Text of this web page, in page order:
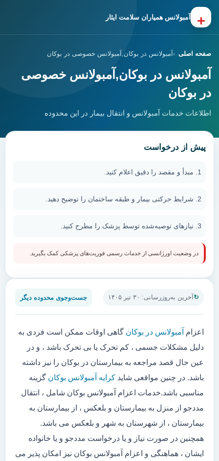
+ آمبولانس همیاران سلامت ایثار
صفحه اصلی آمبولانس در بوکان,آمبولانس خصوصی در بوکان
آمبولانس در بوکان,آمبولانس خصوصی
در بوکان
اطلاعات خدمات آمبولانس و انتقال بیمار در این محدوده
آخرین به‌روزرسانی: ۳۰ تیر ۱۴۰۵ جست‌وجوی محدوده دیگر
اعزام آمبولانس در بوکان گاهی اوقات ممکن است فردی به
دلیل مشکلات جسمی ، کم تحرک یا بی تحرک باشد ، و در
عین حال قصد مراجعه به بیمارستان در بوکان را نیز داشته
باشد. در چنین مواقعی شاید کرایه آمبولانس بوکان گزینه
مناسبی باشد.خدمات اعزام آمبولانس بوکان شامل ، انتقال
مددجو از منزل به بیمارستان و بلعکس ، از بیمارستان به
بیمارستان ، از شهرستان به شهر و بلعکس می باشد.
همچنین در صورت نیاز و یا درخواست مددجو و یا خانواده
ایشان ، هماهنگی و اعزام آمبولانس بوکان نیز امکان پذیر می
پیش از درخواست
مبدأ و مقصد را دقیق اعلام کنید.
شرایط حرکتی بیمار و طبقه ساختمان را توضیح دهید.
نیازهای توصیه‌شده توسط پزشک را مطرح کنید.
در وضعیت اورژانسی از خدمات رسمی فوریت‌های پزشکی کمک بگیرید.